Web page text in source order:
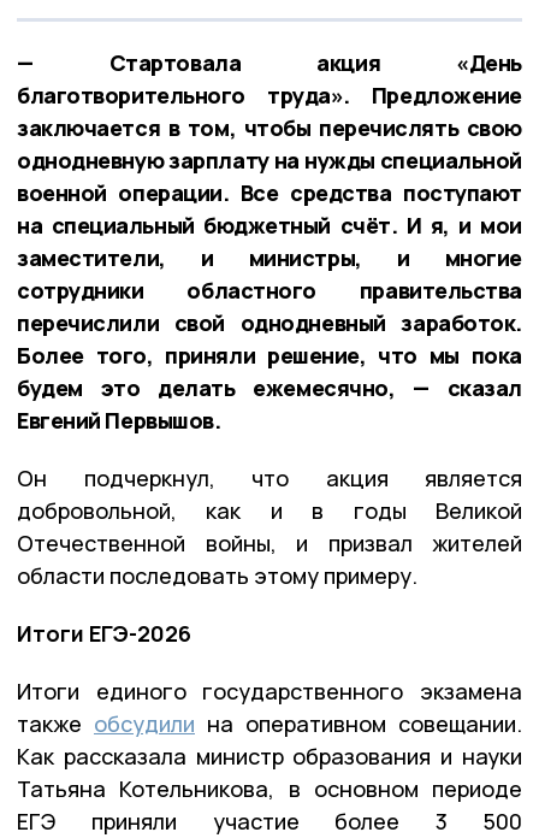
— Стартовала акция «День
благотворительного труда». Предложение
заключается в том, чтобы перечислять свою
однодневную зарплату на нужды специальной
военной операции. Все средства поступают
на специальный бюджетный счёт. И я, и мои
заместители, и министры, и многие
сотрудники областного правительства
перечислили свой однодневный заработок.
Более того, приняли решение, что мы пока
будем это делать ежемесячно, — сказал
Евгений Первышов.
Он подчеркнул, что акция является
добровольной, как и в годы Великой
Отечественной войны, и призвал жителей
области последовать этому примеру.
Итоги ЕГЭ-2026
Итоги единого государственного экзамена
также обсудили на оперативном совещании.
Как рассказала министр образования и науки
Татьяна Котельникова, в основном периоде
ЕГЭ приняли участие более 3 500